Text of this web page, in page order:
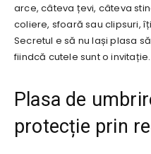
arce, câteva țevi, câteva
coliere, sfoară sau clipsuri,
Secretul e să nu lași plasa
fiindcă cutele sunt o invitație.
Plasa de
protecție prin